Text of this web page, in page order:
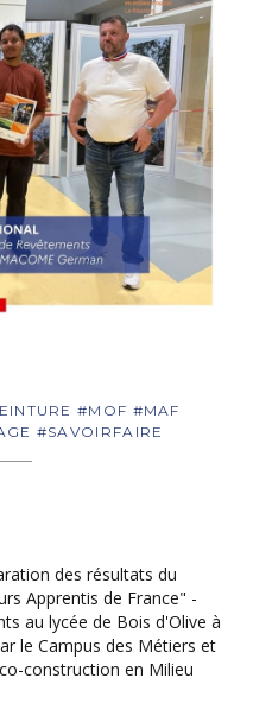
#MOF #MAF
#SAVOIRFAIRE
des résultats du
Apprentis de France" -
au lycée de Bois d'Olive à
le Campus des Métiers et
construction en Milieu